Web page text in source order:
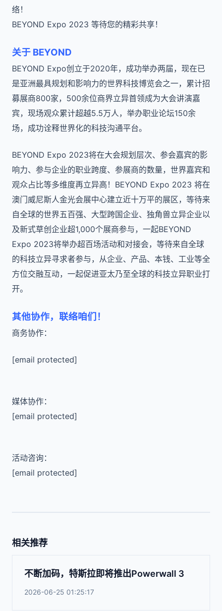
络！
BEYOND Expo 2023 等待您的精彩共享！
关于 BEYOND
BEYOND Expo创立于2020年，成功举办两届，现在已
是亚洲最具规划和影响力的世界科技博览会之一，累计招
募展商800家，500余位商界立异首领成为大会讲演嘉
宾，现场观众累计超越5.5万人，举办职业论坛150余
场，成功诠释世界化的科技沟通平台。
BEYOND Expo 2023将在大会规划层次、参会嘉宾的影
响力、参与企业的职业跨度、参展商的数量，世界嘉宾和
观众占比等多维度再立异高！BEYOND Expo 2023 将在
澳门威尼斯人金光会展中心建立近十万平的展区，等待来
自全球的世界五百强、大型跨国企业、独角兽立异企业以
及新式草创企业超1,000个展商参与，一起BEYOND
Expo 2023将举办超百场活动和对接会，等待来自全球
的科技立异寻求者参与，从企业、产品、本钱、工业等全
方位交融互动，一起促进亚太乃至全球的科技立异职业打
开。
其他协作，联络咱们！
商务协作：
[email protected]
媒体协作：
[email protected]
活动咨询：
[email protected]
相关推荐
不断加码，特斯拉即将推出Powerwall 3
2026-06-25 01:25:17